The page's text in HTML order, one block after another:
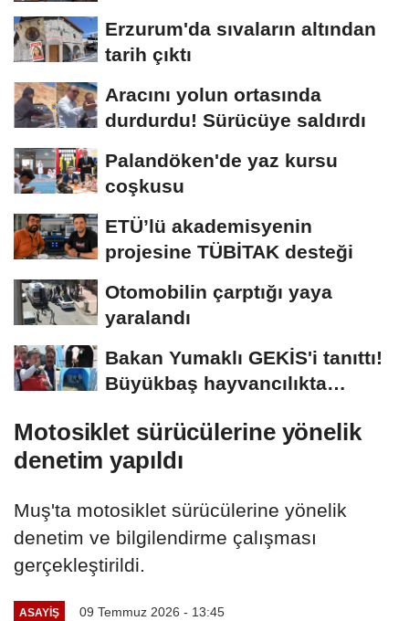
Erzurum'da sıvaların altından
tarih çıktı
Aracını yolun ortasında
durdurdu! Sürücüye saldırdı
Palandöken'de yaz kursu
coşkusu
ETÜ’lü akademisyenin
projesine TÜBİTAK desteği
Otomobilin çarptığı yaya
yaralandı
Bakan Yumaklı GEKİS'i tanıttı!
Büyükbaş hayvancılıkta
Motosiklet sürücülerine yönelik
denetim yapıldı
Muş'ta motosiklet sürücülerine yönelik
denetim ve bilgilendirme çalışması
gerçekleştirildi.
ASAYİŞ 09 Temmuz 2026 - 13:45